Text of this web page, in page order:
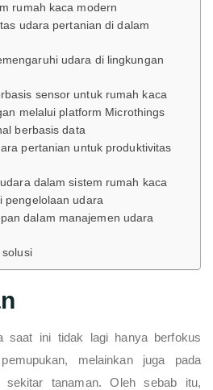
rumah kaca modern
udara pertanian di dalam
udara di lingkungan
sensor untuk rumah kaca
melalui platform Microthings
berbasis data
pertanian untuk produktivitas
dalam sistem rumah kaca
pengelolaan udara
dalam manajemen udara
solusi
saat ini tidak lagi hanya berfokus
melainkan juga pada
sekitar tanaman. Oleh sebab itu,